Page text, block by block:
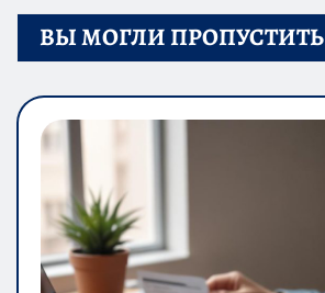
ВЫ МОГЛИ ПРОПУСТИТЬ